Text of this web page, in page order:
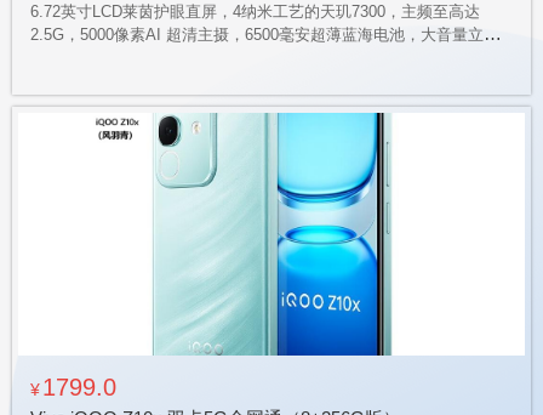
6.72英寸LCD莱茵护眼直屏，4纳米工艺的天玑7300，主频至高达
2.5G，5000像素AI 超清主摄，6500毫安超薄蓝海电池，大音量立体
¥1799.0